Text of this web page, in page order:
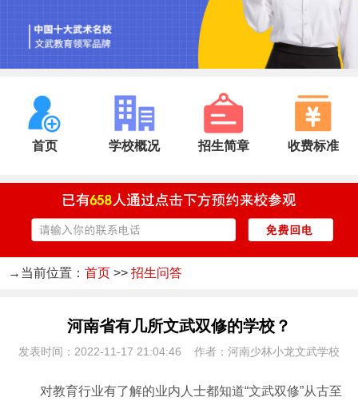
首页 学校概况 招生简章 收费标准
→当前位置： 首页 >> 招生问答
河南省有几所文武双修的学校？
发表时间：2022-11-17 21:04:46 作者：河南少林小龙文武学校
对教育行业有了解的业内人士都知道“文武双修”从古至